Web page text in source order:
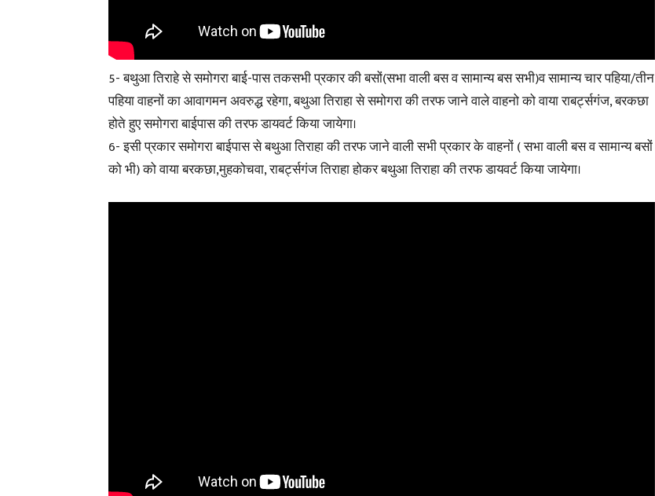
5- बथुआ तिराहे से समोगरा बाई-पास तकसभी प्रकार की बसों(सभा वाली बस व सामान्य बस सभी)व सामान्य चार पहिया/तीन
पहिया वाहनों का आवागमन अवरुद्ध रहेगा, बथुआ तिराहा से समोगरा की तरफ जाने वाले वाहनो को वाया राबर्ट्सगंज, बरकछा
होते हुए समोगरा बाईपास की तरफ डायवर्ट किया जायेगा।
6- इसी प्रकार समोगरा बाईपास से बथुआ तिराहा की तरफ जाने वाली सभी प्रकार के वाहनों ( सभा वाली बस व सामान्य बसों
को भी) को वाया बरकछा,मुहकोचवा, राबर्ट्सगंज तिराहा होकर बथुआ तिराहा की तरफ डायवर्ट किया जायेगा।